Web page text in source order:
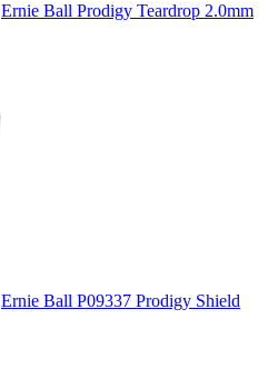
Ernie Ball Prodigy Teardrop 2.0mm
Ernie Ball P09337 Prodigy Shield